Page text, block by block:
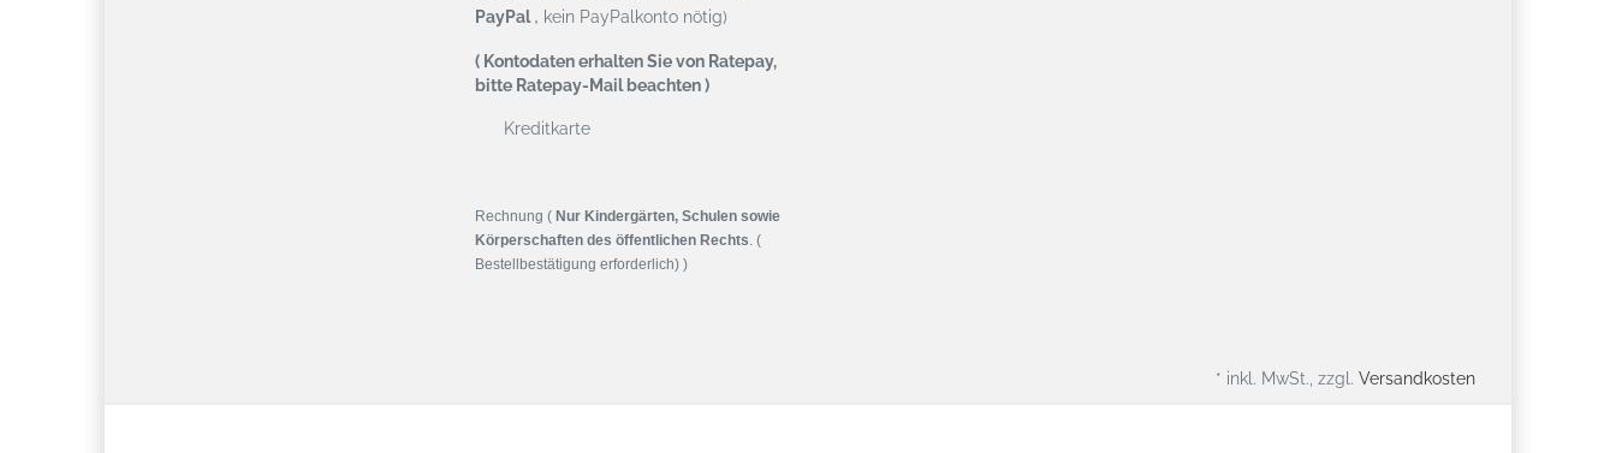
PayPal, kein PayPalkonto nötig)
( Kontodaten erhalten Sie von Ratepay,
bitte Ratepay-Mail beachten )
Kreditkarte
Rechnung ( Nur Kindergärten, Schulen sowie
Körperschaften des öffentlichen Rechts. (
Bestellbestätigung erforderlich) )
* inkl. MwSt., zzgl. Versandkosten